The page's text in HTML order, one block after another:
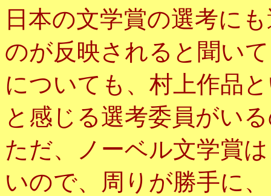
日本の文学賞の選考に
のが反映されると聞い
についても、村上作品
と感じる選考委員がい
ただ、ノーベル文学賞
いので、周りが勝手に